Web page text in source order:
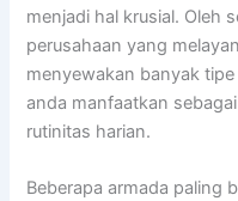
menjadi hal krusial. Oleh
perusahaan yang
menyewakan banyak
anda manfaatkan
rutinitas harian.
Beberapa armada paling